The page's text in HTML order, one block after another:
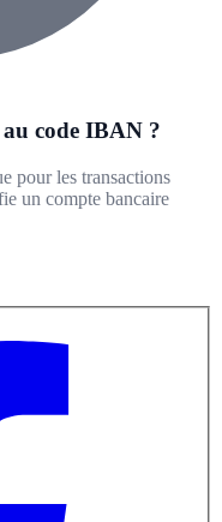
code IBAN ?
pour les transactions
un compte bancaire